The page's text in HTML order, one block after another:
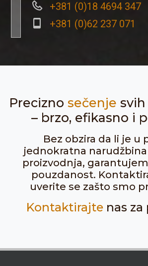
+381 (0)18 4694 347
+381 (0)62 237 071
Precizno sečenje
– brzo, efikasno i
Bez obzira da li je u
jednokratna
proizvodnja,
pouzdanost.
uverite se zašto smo
Kontaktirajtenas za